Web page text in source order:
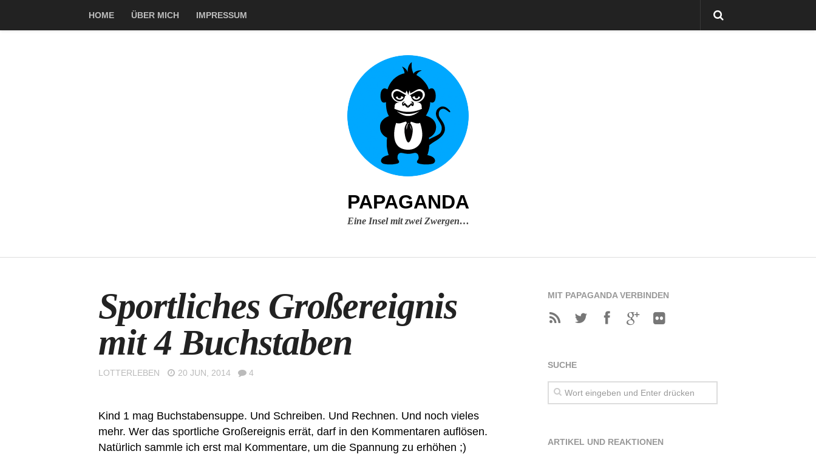
HOME ÜBER MICH IMPRESSUM
PAPAGANDA
Eine Insel mit zwei Zwergen…
Sportliches Großereignis
mit 4 Buchstaben
LOTTERLEBEN 20 JUN, 2014 4
Kind 1 mag Buchstabensuppe. Und Schreiben. Und Rechnen. Und noch vieles
mehr. Wer das sportliche Großereignis errät, darf in den Kommentaren auflösen.
Natürlich sammle ich erst mal Kommentare, um die Spannung zu erhöhen ;)
MIT PAPAGANDA VERBINDEN
SUCHE
ARTIKEL UND REAKTIONEN